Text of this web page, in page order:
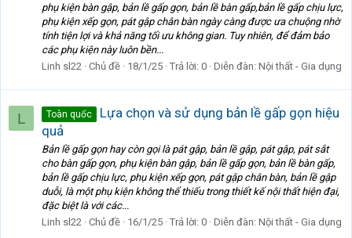
phụ kiện bàn gập, bản lề gấp gọn, bản lề bàn gấp,bản lề gấp chịu lực,
phụ kiện xếp gọn, pát gập chân bàn ngày càng được ưa chuộng nhờ
tính tiện lợi và khả năng tối ưu không gian. Tuy nhiên, để đảm bảo
các phụ kiện này luôn bền...
Linh sl22 Chủ đề 18/1/25 Trả lời: 0 Diễn đàn: Nội thất - Gia dụng
L Toàn quốc
Lựa chọn và sử dụng bản lề gấp gọn hiệu
quả
Bản lề gấp gọn hay còn gọi là pát gập, bản lề gập, pát gập, pát sắt
cho bàn gấp gọn, phụ kiện bàn gập, bản lề gấp gọn, bản lề bàn gấp,
bản lề gấp chịu lực, phụ kiện xếp gọn, pát gập chân bàn, bản lề gập
duỗi, là một phụ kiện không thể thiếu trong thiết kế nội thất hiện đại,
đặc biệt là với các...
Linh sl22 Chủ đề 16/1/25 Trả lời: 0 Diễn đàn: Nội thất - Gia dụng